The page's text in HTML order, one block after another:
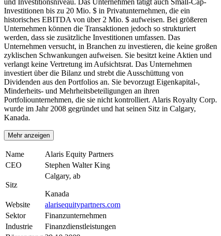
Investitionen bis zu 20 Mio. $ in Privatunternehmen, die ein
historisches EBITDA von über 2 Mio. $ aufweisen. Bei größeren
Unternehmen können die Transaktionen jedoch so strukturiert
werden, dass sie zusätzliche Investitionen umfassen. Das
Unternehmen versucht, in Branchen zu investieren, die keine großen
zyklischen Schwankungen aufweisen. Sie besitzt keine Aktien und
verlangt keine Vertretung im Aufsichtsrat. Das Unternehmen
investiert über die Bilanz und strebt die Ausschüttung von
Dividenden aus den Portfolios an. Sie bevorzugt Eigenkapital-,
Minderheits- und Mehrheitsbeteiligungen an ihren
Portfoliounternehmen, die sie nicht kontrolliert. Alaris Royalty Corp.
wurde im Jahr 2008 gegründet und hat seinen Sitz in Calgary,
Kanada.
Mehr anzeigen
Name
Alaris Equity Partners
CEO
Stephen Walter King
Sitz
Calgary, ab
Kanada
Website
alarisequitypartners.com
Sektor
Finanzunternehmen
Industrie
Finanzdienstleistungen